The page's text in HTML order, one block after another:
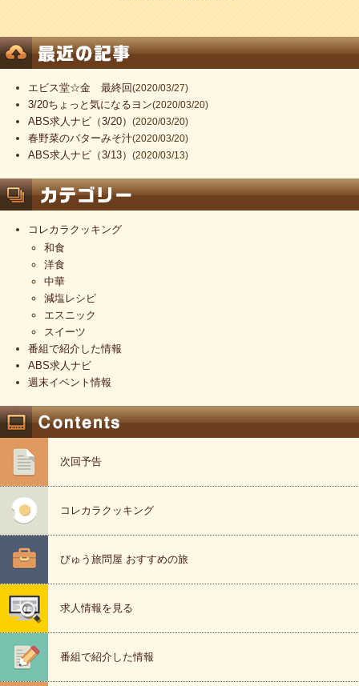
エビス堂☆金 最終回(2020/03/27)
3/20ちょっと気になるヨン(2020/03/20)
ABS求人ナビ（3/20）(2020/03/20)
春野菜のバターみそ汁(2020/03/20)
ABS求人ナビ（3/13）(2020/03/13)
コレカラクッキング
和食
洋食
中華
減塩レシピ
エスニック
スイーツ
番組で紹介した情報
ABS求人ナビ
週末イベント情報
次回予告
コレカラクッキング
びゅう旅問屋 おすすめの旅
求人情報を見る
番組で紹介した情報